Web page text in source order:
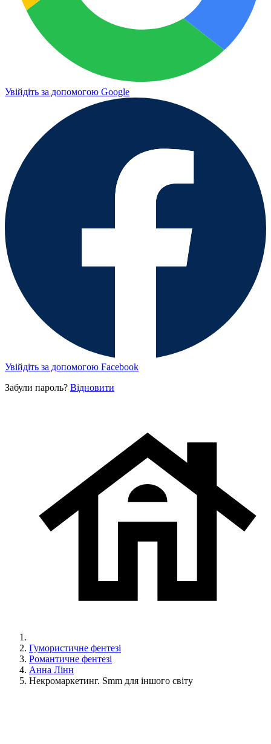
Увійдіть за допомогою Google
Увійдіть за допомогою Facebook
Забули пароль? Відновити
Гумористичне фентезі
Романтичне фентезі
Анна Лінн
Некромаркетинг. Smm для іншого світу